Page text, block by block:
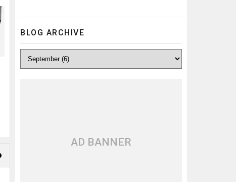
BLOG ARCHIVE
AD BANNER